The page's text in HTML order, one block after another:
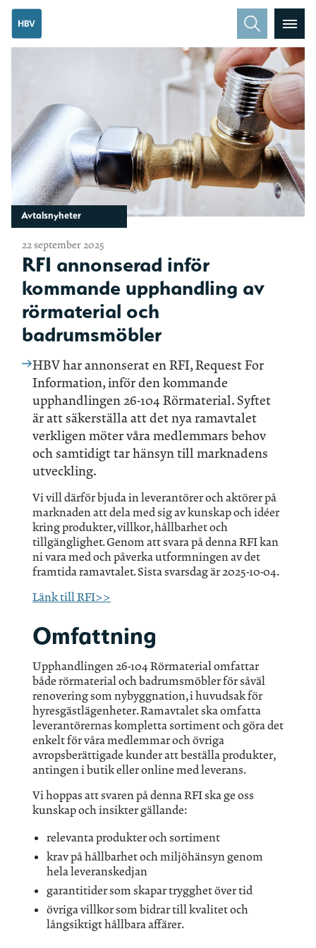
Avtalsnyheter
22 september 2025
RFI annonserad inför
kommande upphandling av
rörmaterial och
badrumsmöbler
HBV har annonserat en RFI, Request For
Information, inför den kommande
upphandlingen 26-104 Rörmaterial. Syftet
är att säkerställa att det nya ramavtalet
verkligen möter våra medlemmars behov
och samtidigt tar hänsyn till marknadens
utveckling.
Vi vill därför bjuda in leverantörer och aktörer på
marknaden att dela med sig av kunskap och idéer
kring produkter, villkor, hållbarhet och
tillgänglighet. Genom att svara på denna RFI kan
ni vara med och påverka utformningen av det
framtida ramavtalet. Sista svarsdag är 2025-10-04.
Länk till RFI>>
Omfattning
Upphandlingen 26-104 Rörmaterial omfattar
både rörmaterial och badrumsmöbler för såväl
renovering som nybyggnation, i huvudsak för
hyresgästlägenheter. Ramavtalet ska omfatta
leverantörernas kompletta sortiment och göra det
enkelt för våra medlemmar och övriga
avropsberättigade kunder att beställa produkter,
antingen i butik eller online med leverans.
Vi hoppas att svaren på denna RFI ska ge oss
kunskap och insikter gällande:
relevanta produkter och sortiment
krav på hållbarhet och miljöhänsyn genom
hela leveranskedjan
garantitider som skapar trygghet över tid
övriga villkor som bidrar till kvalitet och
långsiktigt hållbara affärer.